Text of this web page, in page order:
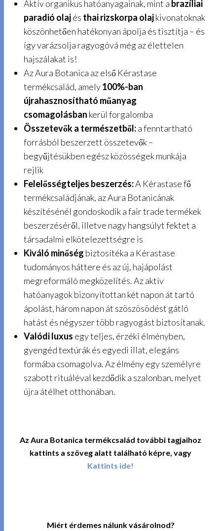
Aktív organikus hatóanyagainak, mint a brazíliai
paradió olajés thai rizskorpa olajkivonatoknak
köszönhetően hatékonyan ápolja és tisztítja – és
így varázsolja ragyogóvá még az élettelen
hajszálakat is!
Az Aura Botanica az első Kérastase
termékcsalád, amely100%-ban
újrahasznosítható műanyag
csomagolásban kerül forgalomba
Összetevők a természetből:a fenntartható
forrásból beszerzett összetevők –
begyűjtésükben egész közösségek munkája
rejlik
Felelősségteljes beszerzés:A Kérastase fő
termékcsaládjának, az Aura Botanicának
készítésénél gondoskodik a fair trade termékek
beszerzéséről, illetve nagy hangsúlyt fektet a
társadalmi elkötelezettségre is
Kiváló minőség biztosítéka a Kérastase
tudományos háttere és az új, hajápolást
megreformáló megközelítés. Az aktív
hatóanyagok bizonyítottan két napon át tartó
ápolást, három napon át szöszösödést gátló
hatást és négyszer több ragyogást biztosítanak.
Valódi luxus egy teljes, érzéki élményben,
gyengéd textúrák és egyedi illat, elegáns
formába csomagolva. Az élmény egy személyre
szabott rituáléval kezdődik a szalonban, melyet
újra átélhet otthonában.
Az Aura Botanica termékcsalád további tagjaihoz
kattints a szöveg alatt található képre, vagy
Kattints ide!
Miért érdemes nálunk vásárolnod?